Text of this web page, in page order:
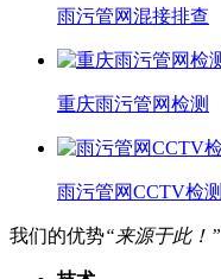
雨污管网混接排查
重庆雨污管网检测
雨污管网CCTV检测
我们的优势“来源于此！”